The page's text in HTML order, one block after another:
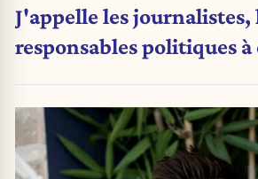
J'appelle les journalistes,
responsables politiques à